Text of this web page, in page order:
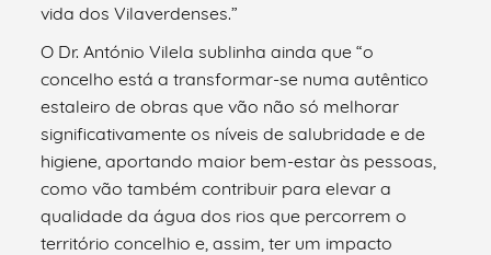
vida dos Vilaverdenses.”
O Dr. António Vilela sublinha ainda que “o
concelho está a transformar-se numa autêntico
estaleiro de obras que vão não só melhorar
significativamente os níveis de salubridade e de
higiene, aportando maior bem-estar às pessoas,
como vão também contribuir para elevar a
qualidade da água dos rios que percorrem o
território concelhio e, assim, ter um impacto